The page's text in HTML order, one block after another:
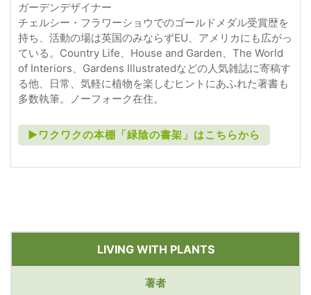
ガーデンデザイナー
チェルシー・フラワーショウでのゴールドメダル受賞歴を
持ち、活動の場は英国のみならずEU、アメリカにも広がっ
ている。Country Life、House and Garden、The World
of Interiors、Gardens Illustratedなどの人気雑誌に寄稿す
る他、日常、気軽に植物を楽しむヒントにあふれた著書も
多数執筆。ノーフォーク在住。
►ワクワクの本棚「緑陰の書架」はこちらから
LIVING WITH PLANTS
著者